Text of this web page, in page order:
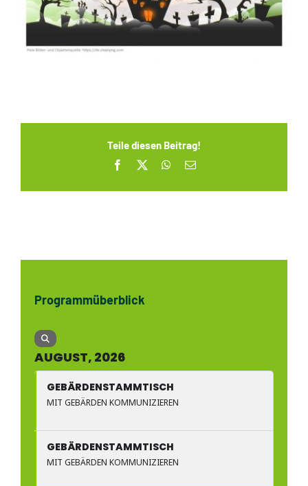
Teile diesen Beitrag!
Facebook WhatsApp
E-
Programmüberblick
AUGUST, 2026
GEBÄRDENSTAMMTISCH
MIT GEBÄRDEN KOMMUNIZIEREN
GEBÄRDENSTAMMTISCH
MIT GEBÄRDEN KOMMUNIZIEREN